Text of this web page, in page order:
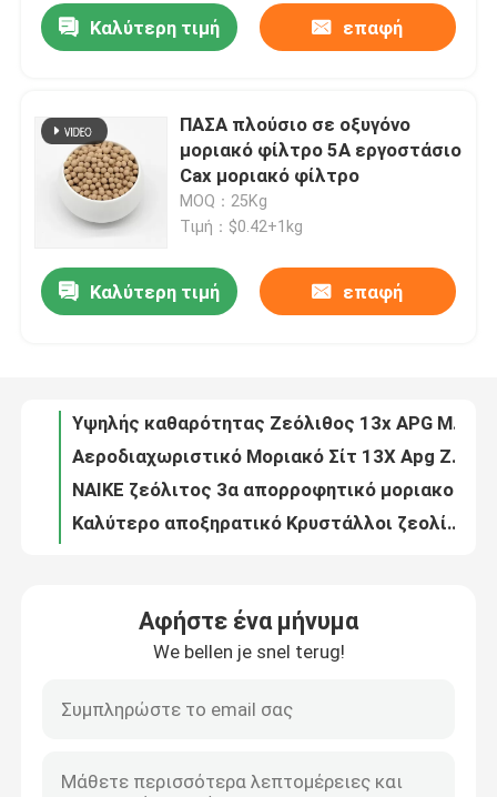
Σπίτι
Προϊόντα
Βίντεο
Επισκέψεις στο εργοστάσιο
Έλεγχος ποιότητας
Ζητήστε μια προσφορά
Μοντεκονικό Σίτσο PSA
Μοριακός Σίτος Ζεολίτης
Καλύτερη τιμή επαφή
ΠΑΣΑ πλούσιο σε οξυγόνο
μοριακό φίλτρο 5A εργοστάσιο
Cax μοριακό φίλτρο
MOQ：25Kg
Τιμή：$0.42+1kg
Καλύτερη τιμή επαφή
Ζεολίτης ZSM--5 Καταλυτικός καταλύτης τιμή
Καλύτερο αποξηρατικό Κρυστάλλοι ζεολίτης 4Α Απορροφούν οξυγόνο και άζωτο
Ζεολίτης μοριακό φίλτρο 4α
Μοριακό έλαιο ζεόλιθου 3α 4α 5α 13x απορροφητικό υγρασίας
10Α 13X Μοριακό Σίτσο Για PSA Generator Οξυγόνου ζεολίτη Μοριακό Σίτσο Χημικός βοηθητικός παράγοντας
Αφήστε ένα μήνυμα
We bellen je snel terug!